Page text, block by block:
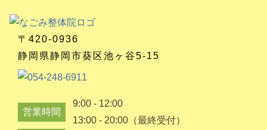
〒420-0936
静岡県静岡市葵区池ヶ谷5-15
営業時間
9:00 - 12:00
13:00 - 20:00（最終受付）